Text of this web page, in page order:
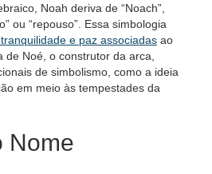
Noah deriva de “Noach”,
ou “repouso”. Essa simbologia
e paz associadas ao
de Noé, o construtor da arca,
de simbolismo, como a ideia
em meio às tempestades da
Nome